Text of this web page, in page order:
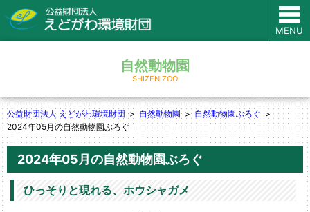
MENU
自然動物園
SHIZEN ZOO
公益財団法人 えどがわ環境財団 自然動物園
自然動物園ぶろぐ
2024年05月の自然動物園ぶろぐ
2024年05月の自然動物園ぶろぐ
ひっそりと現れる、ホウシャガメ